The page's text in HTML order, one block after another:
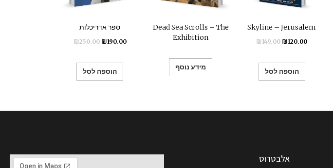
ספר אדריכלות
₪250.00 ₪190.00
הוספה לסל
Dead Sea Scrolls – The
Exhibition
מידע נוסף
Skyline – Jerusalem
₪149.00 ₪120.00
הוספה לסל
אלבטרוס